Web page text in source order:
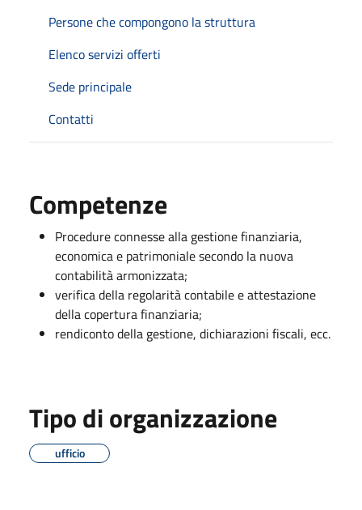
Persone che compongono la struttura
Elenco servizi offerti
Sede principale
Contatti
Competenze
Procedure connesse alla gestione finanziaria,
economica e patrimoniale secondo la nuova
contabilità armonizzata;
verifica della regolarità contabile e attestazione
della copertura finanziaria;
rendiconto della gestione, dichiarazioni fiscali, ecc.
Tipo di organizzazione
ufficio